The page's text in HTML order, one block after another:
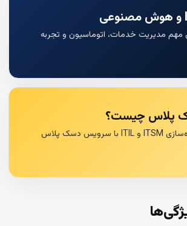
مهم مدیریت خدمات، اتوماسیون و تجربه
پلاس چیست؟
معرفی مسیر پیاده‌سازی ITSM و ITIL با سرویس دسک پلاس